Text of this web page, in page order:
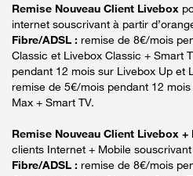
Remise Nouveau Client Livebox
internet souscrivant à partir
Fibre/ADSL : remise de 8€/mois
Classic et Livebox Classic + Smart
pendant 12 mois sur Livebox Up et
remise de 5€/mois pendant 12
Max + Smart TV.
Remise Nouveau Client Livebox
clients Internet + Mobile
Fibre/ADSL : remise de 8€/mois